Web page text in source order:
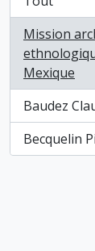
Mission
Mexique
, 1 résultats
Baudez
, 1 résultats
Becquelin
, 1 résultats